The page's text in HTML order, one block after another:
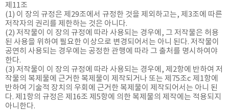
제11조
(1) 이 장의 규정은 제29조에서 규정한 것을 제외하고는, 제3조에 따른
저작자의 권리를 제한하는 것은 아니다.
(2) 저작물이 이 장의 규정에 따라 사용되는 경우에, 그 저작물은 허용
된 사용을 위하여 필요한 이상으로 변경되어서는 아니 된다. 저작물이
공연히 사용되는 경우에는 공정한 관행에 따라 그 출처를 명시하여야
한다.
(3) 저작물이 이 장의 규정에 따라 사용되는 경우에, 제2항에 반하여 저
작물의 복제물에 근거한 복제물이 제작되거나 또는 제75조c 제1항에
반하여 기술적 장치의 우회에 근거한 복제물이 제작되어서는 아니 된
다. 제1항의 규정은 제16조 제5항에 의한 복제물의 제작에는 적용되지
아니한다.